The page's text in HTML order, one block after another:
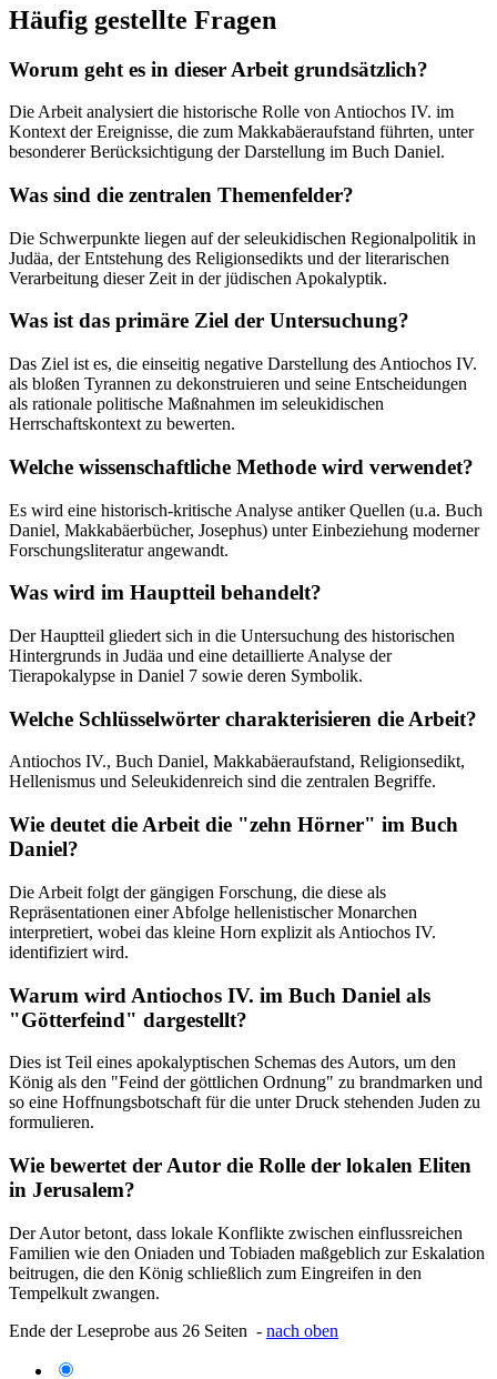
Häufig gestellte Fragen
Worum geht es in dieser Arbeit grundsätzlich?
Die Arbeit analysiert die historische Rolle von Antiochos IV. im
Kontext der Ereignisse, die zum Makkabäeraufstand führten, unter
besonderer Berücksichtigung der Darstellung im Buch Daniel.
Was sind die zentralen Themenfelder?
Die Schwerpunkte liegen auf der seleukidischen Regionalpolitik in
Judäa, der Entstehung des Religionsedikts und der literarischen
Verarbeitung dieser Zeit in der jüdischen Apokalyptik.
Was ist das primäre Ziel der Untersuchung?
Das Ziel ist es, die einseitig negative Darstellung des Antiochos IV.
als bloßen Tyrannen zu dekonstruieren und seine Entscheidungen
als rationale politische Maßnahmen im seleukidischen
Herrschaftskontext zu bewerten.
Welche wissenschaftliche Methode wird verwendet?
Es wird eine historisch-kritische Analyse antiker Quellen (u.a. Buch
Daniel, Makkabäerbücher, Josephus) unter Einbeziehung moderner
Forschungsliteratur angewandt.
Was wird im Hauptteil behandelt?
Der Hauptteil gliedert sich in die Untersuchung des historischen
Hintergrunds in Judäa und eine detaillierte Analyse der
Tierapokalypse in Daniel 7 sowie deren Symbolik.
Welche Schlüsselwörter charakterisieren die Arbeit?
Antiochos IV., Buch Daniel, Makkabäeraufstand, Religionsedikt,
Hellenismus und Seleukidenreich sind die zentralen Begriffe.
Wie deutet die Arbeit die "zehn Hörner" im Buch
Daniel?
Die Arbeit folgt der gängigen Forschung, die diese als
Repräsentationen einer Abfolge hellenistischer Monarchen
interpretiert, wobei das kleine Horn explizit als Antiochos IV.
identifiziert wird.
Warum wird Antiochos IV. im Buch Daniel als
"Götterfeind" dargestellt?
Dies ist Teil eines apokalyptischen Schemas des Autors, um den
König als den "Feind der göttlichen Ordnung" zu brandmarken und
so eine Hoffnungsbotschaft für die unter Druck stehenden Juden zu
formulieren.
Wie bewertet der Autor die Rolle der lokalen Eliten
in Jerusalem?
Der Autor betont, dass lokale Konflikte zwischen einflussreichen
Familien wie den Oniaden und Tobiaden maßgeblich zur Eskalation
beitrugen, die den König schließlich zum Eingreifen in den
Tempelkult zwangen.
Ende der Leseprobe aus 26 Seiten - nach oben